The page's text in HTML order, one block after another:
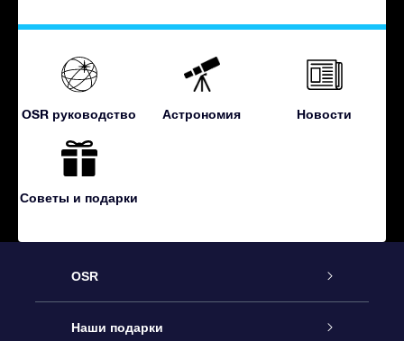
OSR руководство Астрономия Новости
Советы и подарки
OSR
Обслуживание
Наши подарки